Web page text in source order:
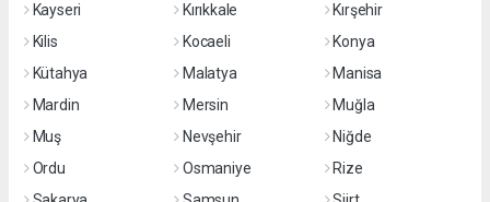
Kayseri
Kırıkkale
Kırşehir
Kilis
Kocaeli
Konya
Kütahya
Malatya
Manisa
Mardin
Mersin
Muğla
Muş
Nevşehir
Niğde
Ordu
Osmaniye
Rize